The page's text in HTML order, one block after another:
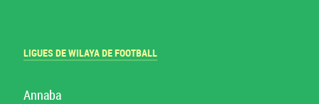
LIGUES DE WILAYA DE FOOTBALL
Annaba